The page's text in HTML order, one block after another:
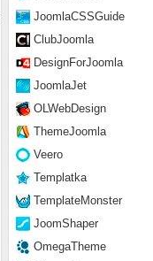
JoomlaCSSGuide
ClubJoomla
DesignForJoomla
JoomlaJet
OLWebDesign
ThemeJoomla
Veero
Templatka
TemplateMonster
JoomShaper
OmegaTheme